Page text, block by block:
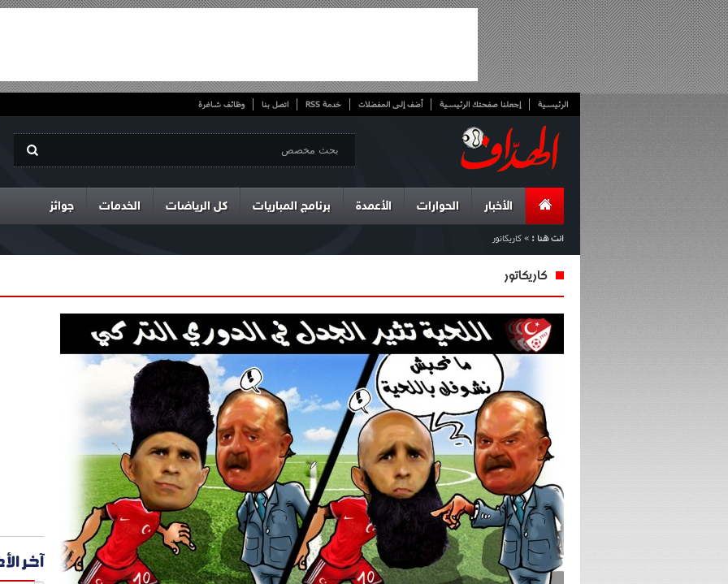
الرئيسية إجعلنا صفحتك الرئيسية أضف إلى المفضلات خدمة RSS اتصل بنا وظائف شاغرة
الأخبار الحوارات الأعمدة برنامج المباريات كل الرياضات الخدمات جوائز
انت هنا : » كاريكاتور
كاريكاتور
آخر